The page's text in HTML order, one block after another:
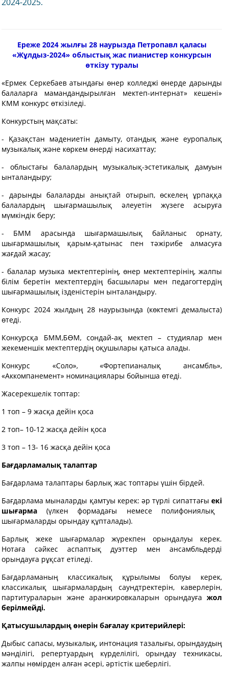
Ереже 2024 жылғы 28 наурызда Петропавл қаласы
«Жұлдыз-2024» облыстық жас пианистер конкурсын
өткізу туралы
«Ермек Серкебаев атындағы өнер колледжі өнерде дарынды
балаларға мамандандырылған мектеп-интернат» кешені»
КММ конкурс өткізіледі.
Конкурстың мақсаты:
- Қазақстан мәдениетін дамыту, отандық және еуропалық
музыкалық және көркем өнерді насихаттау;
- облыстағы балалардың музыкалық-эстетикалық дамуын
ынталандыру;
- дарынды балаларды анықтай отырып, өскелең ұрпаққа
балалардың шығармашылық әлеуетін жүзеге асыруға
мүмкіндік беру;
- БММ арасында шығармашылық байланыс орнату,
шығармашылық қарым-қатынас пен тәжірибе алмасуға
жағдай жасау;
- балалар музыка мектептерінің, өнер мектептерінің, жалпы
білім беретін мектептердің басшылары мен педагогтердің
шығармашылық ізденістерін ынталандыру.
Конкурс 2024 жылдың 28 наурызында (көктемгі демалыста)
өтеді.
Конкурсқа БММ,БӨМ, сондай-ақ мектеп – студиялар мен
жекеменшік мектептердің оқушылары қатыса алады.
Конкурс «Соло», «Фортепианалық ансамбль»,
«Аккомпанемент» номинациялары бойынша өтеді.
Жасерекшелік топтар:
1 топ – 9 жасқа дейін қоса
2 топ– 10-12 жасқа дейін қоса
3 топ – 13- 16 жасқа дейін қоса
Бағдарламалық талаптар
Бағдарлама талаптары барлық жас топтары үшін бірдей.
Бағдарлама мыналарды қамтуы керек: әр түрлі сипаттағы екі
шығарма (үлкен формадағы немесе полифониялық
шығармаларды орындау құпталады).
Барлық жеке шығармалар жүрекпен орындалуы керек.
Нотаға сәйкес аспаптық дуэттер мен ансамбльдерді
орындауға рұқсат етіледі.
Бағдарламаның классикалық құрылымы болуы керек,
классикалық шығармалардың саундтректерін, каверлерін,
партитураларын және аранжировкаларын орындауға жол
берілмейді.
Қатысушылардың өнерін бағалау критерийлері:
Дыбыс сапасы, музыкалық, интонация тазалығы, орындаудың
мәнділігі, репертуардың күрделілігі, орындау техникасы,
жалпы нөмірден алған әсері, әртістік шеберлігі.